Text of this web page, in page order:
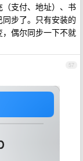
支付、地址）、书
步了。只有安装的
偶尔同步一下不就
57